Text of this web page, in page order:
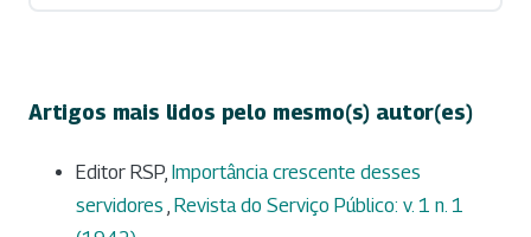
Artigos mais lidos pelo mesmo(s) autor(es)
Editor RSP, Importância crescente desses
servidores , Revista do Serviço Público: v. 1 n. 1